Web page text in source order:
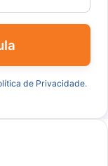
de Privacidade.